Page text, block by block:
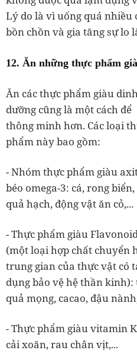
Lý do là vì uống quá nhiều
bồn chồn và gia tăng sự lo
12. Ăn những thực phẩm
Ăn các thực phẩm giàu dinh
dưỡng cũng là một cách để
thông minh hơn. Các loại
phẩm này bao gồm:
- Nhóm thực phẩm giàu
béo omega-3: cá, rong biển,
quả hạch, động vật ăn cỏ,...
- Thực phẩm giàu Flavonoid
(một loại hợp chất chuyển
trung gian của thực vật có
dụng bảo vệ hệ thần kinh):
quả mọng, cacao, đậu
- Thực phẩm giàu vitamin
cải xoăn, rau chân vịt,...